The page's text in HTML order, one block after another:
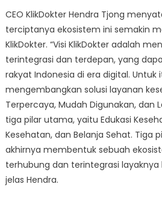
CEO KlikDokter Hendra Tjong
terciptanya ekosistem ini semakin
KlikDokter. “Visi KlikDokter adalah
terintegrasi dan terdepan, yang
rakyat Indonesia di era digital. Untuk
mengembangkan solusi layanan
Terpercaya, Mudah Digunakan, dan
tiga pilar utama, yaitu Edukasi
Kesehatan, dan Belanja Sehat. Tiga
akhirnya membentuk sebuah
terhubung dan terintegrasi layaknya
jelas Hendra.